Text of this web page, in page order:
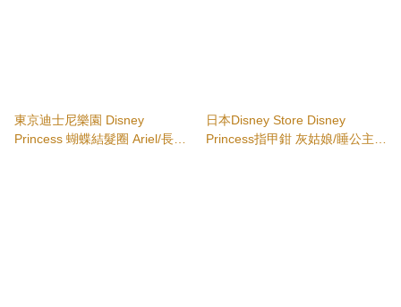
東京迪士尼樂園 Disney
Princess 蝴蝶結髮圈 Ariel/長髮
日本Disney Store Disney
Princess指甲鉗 灰姑娘/睡公主 ^